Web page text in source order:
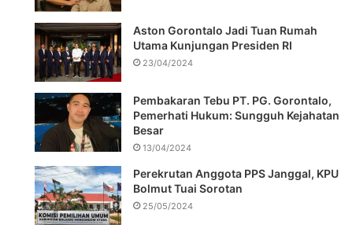
Aston Gorontalo Jadi Tuan Rumah
Utama Kunjungan Presiden RI
23/04/2024
Pembakaran Tebu PT. PG. Gorontalo,
Pemerhati Hukum: Sungguh Kejahatan
Besar
13/04/2024
Perekrutan Anggota PPS Janggal, KPU
Bolmut Tuai Sorotan
25/05/2024